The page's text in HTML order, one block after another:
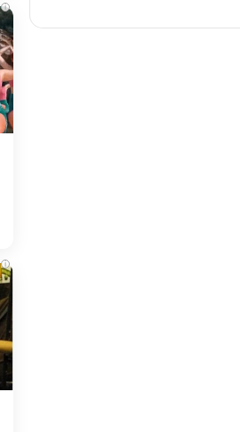
i
i